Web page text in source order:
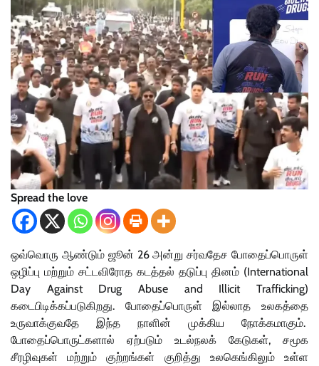
Spread the love
ஒவ்வொரு ஆண்டும் ஜூன் 26 அன்று சர்வதேச போதைப்பொருள்
ஒழிப்பு மற்றும் சட்டவிரோத கடத்தல் தடுப்பு தினம் (International
Day Against Drug Abuse and Illicit Trafficking)
கடைபிடிக்கப்படுகிறது. போதைப்பொருள் இல்லாத உலகத்தை
உருவாக்குவதே இந்த நாளின் முக்கிய நோக்கமாகும்.
போதைப்பொருட்களால் ஏற்படும் உடல்நலக் கேடுகள், சமூக
சீரழிவுகள் மற்றும் குற்றங்கள் குறித்து உலகெங்கிலும் உள்ள